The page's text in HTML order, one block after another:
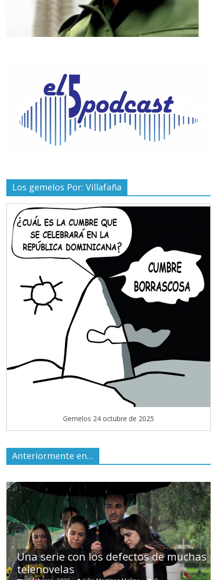
Los gemelos Por: Villafaña
Gemelos 24 octubre de 2025
Anteriormente en…
Cuento de hadas interclasista
alta burguesía mexicana